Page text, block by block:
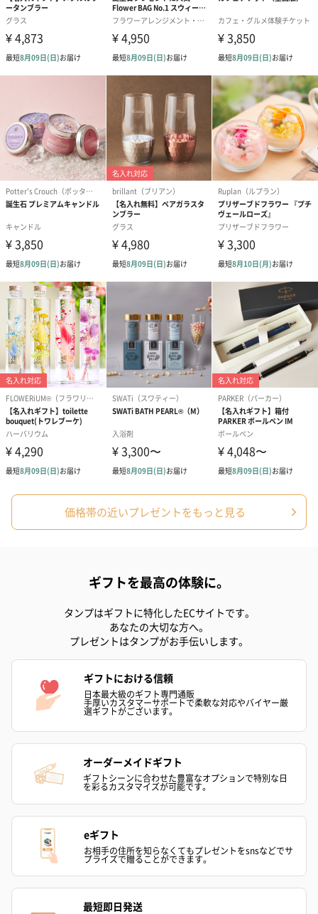
証マーク）、FCC認証（北米へ向けた無線機器、情報処理技術装
置を輸出する際に必要な、安全基準を満たしていることを証明す
る認証）に準拠しているので安心してご使用いただけます。
たくさんの賞を受賞しています
ウーシュは、眠りを助ける革新性が高く評価され数々の賞を獲得
しています。
◆Bambini Baby Award （バンビーニ ベビー アワード）2022
Gold
ベストベビースリープテクノロジー部門、金賞獲得。
◆Project Baby Awards （プロジェクト ベビー アワード）2022
ベストスリープアクセサリー部門、銀賞獲得。
◆BizzieBaby（ビジーベビー）2022 Sliver
寝かしつけ機、昼寝アクセサリー、車・ベビーカーアクセサリー
部門、銀賞獲得。
◆LOVED BY PARENTS（ラブドバイペアレンツ）2022 Platinum
ベストスリープエイド部門、プラチナ賞獲得。
◆LOVED BY PARENTS（ラブドバイペアレンツ）2022
Recommended tried and tested
親審査会賞獲得。
◆Junior Magazine Junior Design Awards （ジュニアマガジン ジ
ュニアデザイン）2022 Shortlisted
なかなか寝付きが悪い、眠りが浅いなどのお子様の寝かしつけに
悩んでいるママ・パパへオススメです。
また、日本語取り扱い説明書付き＆目を引くパッケージBOXで、
Rockit（ロキット）
ロキットは、子供たちの眠りを安全に手助けすることを使命に、3
人のパパたちによって立ち上げられたイギリスのブランド。
音と振動工学博士であるニックは、3カ月の娘アビーがベビーカー
が停車すると目を覚ましたことから、古いプリンターを解体しモ
ーターと組み合わせて簡易模型を手作りしました。2017年にベビ
ーカーが停車してもベビーがぐっすり眠れるロキット ポータブル
ベビーカー ロッカーが誕生。それ以来、その革新性が認められ英
価格帯の近いプレゼントをもっと見る
ギフトを最高の体験に。
タンプはギフトに特化したECサイトです。
あなたの大切な方へ。
プレゼントはタンプがお手伝いします。
ギフトにおける信頼
日本最大級のギフト専門通販
手厚いカスタマーサポートで柔軟な対応やバイヤー厳
選ギフトがございます。
オーダーメイドギフト
ギフトシーンに合わせた豊富なオプションで特別な日
を彩るカスタマイズが可能です。
eギフト
お相手の住所を知らなくてもプレゼントをsnsなどでサ
プライズで贈ることができます。
最短即日発送